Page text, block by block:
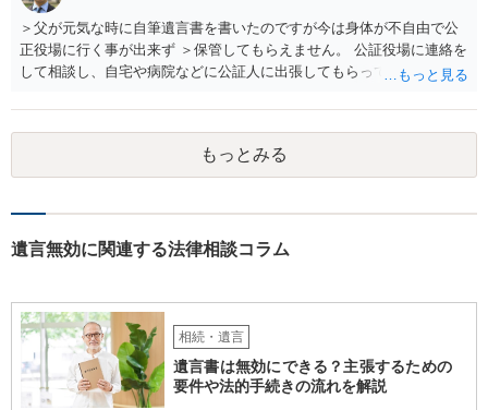
＞父が元気な時に自筆遺言書を書いたのですが今は身体が不自由で公
正役場に行く事が出来ず ＞保管してもらえません。 公証役場に連絡を
して相談し、自宅や病院などに公証人に出張してもらって公正証書を
うことも可能です。 ＞不動産名義を父から母に名義変更しておいた方
がいいのではと考えていますがどう思いますか？ 詳細が不明であり何
とも言えないのですが、遺言内容との関わりもあると思いますので、
弁護士に事情等を説明して個別に相談した方がよいように思います。
もっとみる
遺言無効に関連する法律相談コラム
相続・遺言
遺言書は無効にできる？主張するための
要件や法的手続きの流れを解説